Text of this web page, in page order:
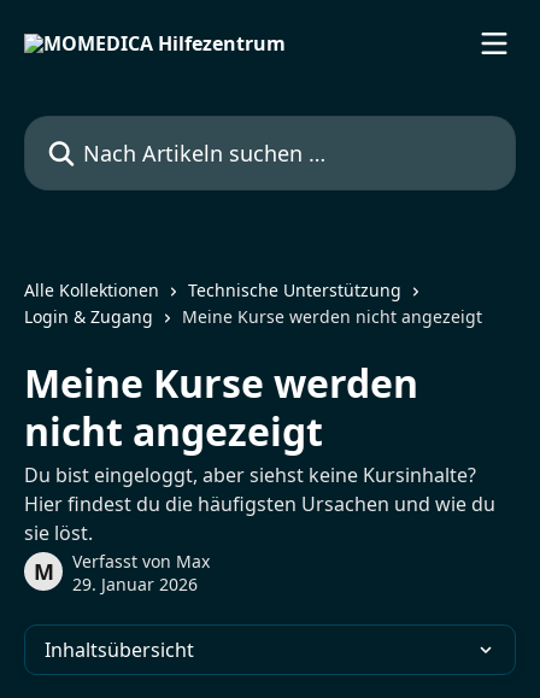
Nach Artikeln suchen …
Alle Kollektionen
Technische Unterstützung
Login & Zugang
Meine Kurse werden nicht angezeigt
Meine Kurse werden
nicht angezeigt
Du bist eingeloggt, aber siehst keine Kursinhalte?
Hier findest du die häufigsten Ursachen und wie du
sie löst.
M Verfasst von Max
29. Januar 2026
Inhaltsübersicht